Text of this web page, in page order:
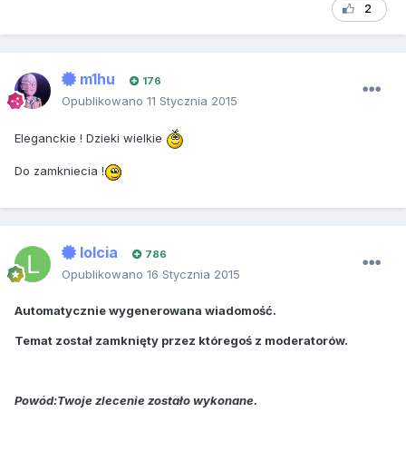
2
m1hu 176
Opublikowano 11 Stycznia 2015
Eleganckie ! Dzieki wielkie
Do zamkniecia !
lolcia 786
Opublikowano 16 Stycznia 2015
Automatycznie wygenerowana wiadomość.
Temat został zamknięty przez któregoś z moderatorów.
Powód:Twoje zlecenie zostało wykonane.